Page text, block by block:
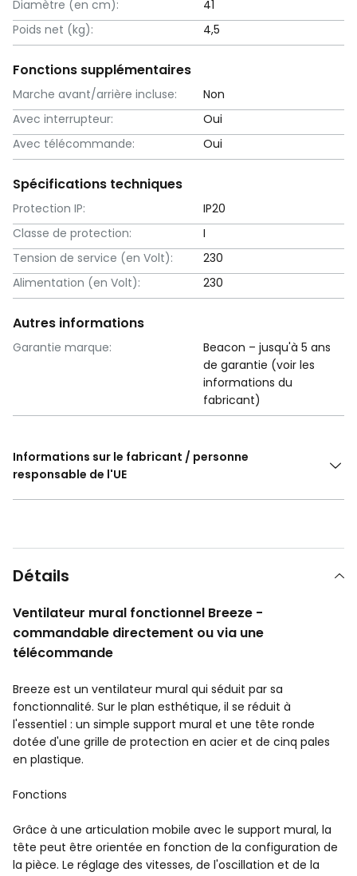
Diamètre (en cm):
41
Poids net (kg):
4,5
Fonctions supplémentaires
Marche avant/arrière incluse:
Non
Avec interrupteur:
Oui
Avec télécommande:
Oui
Spécifications techniques
Protection IP:
IP20
Classe de protection:
I
Tension de service (en Volt):
230
Alimentation (en Volt):
230
Autres informations
Garantie marque:
Beacon – jusqu'à 5 ans
de garantie (voir les
informations du
fabricant)
Informations sur le fabricant / personne
responsable de l'UE
Détails
Ventilateur mural fonctionnel Breeze -
commandable directement ou via une
télécommande
Breeze est un ventilateur mural qui séduit par sa
fonctionnalité. Sur le plan esthétique, il se réduit à
l'essentiel : un simple support mural et une tête ronde
dotée d'une grille de protection en acier et de cinq pales
en plastique.
Fonctions
Grâce à une articulation mobile avec le support mural, la
tête peut être orientée en fonction de la configuration de
la pièce. Le réglage des vitesses, de l'oscillation et de la